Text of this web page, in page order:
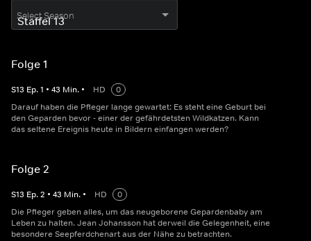
Select Season
Folge 1
S13 Ep.1 • 43 Min. • HD
0
Darauf haben die Pfleger lange gewartet: Es steht eine Geburt bei
den Geparden bevor - einer der gefährdetsten Wildkatzen. Kann
das seltene Ereignis heute in Bildern einfangen werden?
Folge 2
S13 Ep.2 • 43 Min. • HD
0
Die Pfleger geben alles, um das neugeborene Gepardenbaby am
Leben zu halten. Jean Johansson hat derweil die Gelegenheit, eine
besondere Seepferdchenart aus der Nähe zu betrachten.